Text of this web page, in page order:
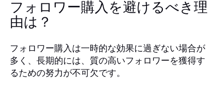
フォロワー購入を避けるべき理
由は？
フォロワー購入は一時的な効果に過ぎない場合が
多く、長期的には、質の高いフォロワーを獲得す
るための努力が不可欠です。